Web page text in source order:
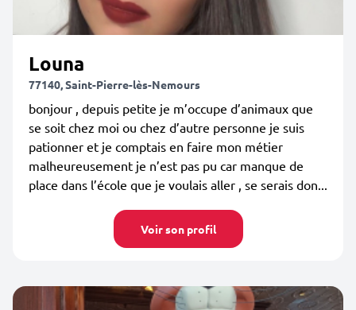
Louna
77140, Saint-Pierre-lès-Nemours
bonjour , depuis petite je m’occupe d’animaux que
se soit chez moi ou chez d’autre personne je suis
pationner et je comptais en faire mon métier
malheureusement je n’est pas pu car manque de
place dans l’école que je voulais aller , se serais don...
Voir son profil